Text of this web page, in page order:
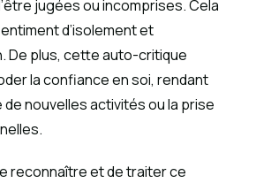
jugées ou incomprises. Cela
d’isolement et
De plus, cette auto-critique
la confiance en soi, rendant
nouvelles activités ou la prise
reconnaître et de traiter ce